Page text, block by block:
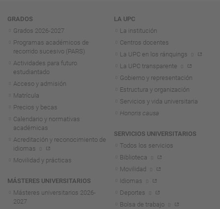
Navegación
GRADOS
Grados 2026-2027
Programas académicos de
recorrido sucesivo (PARS)
Actividades para futuro
estudiantado
Acceso y admisión
Matrícula
Precios y becas
Calendario y normativas
académicas
Acreditación y reconocimiento de
idiomas
Movilidad y prácticas
MÁSTERES UNIVERSITARIOS
Másteres universitarios 2026-
2027
LA UPC
La institución
Centros docentes
La UPC en los ránquings
La UPC transparente
Gobierno y representación
Estructura y organización
Servicios y vida universitaria
Honoris causa
SERVICIOS UNIVERSITARIOS
Todos los servicios
Biblioteca
Movilidad
Idiomas
Deportes
Bolsa de trabajo